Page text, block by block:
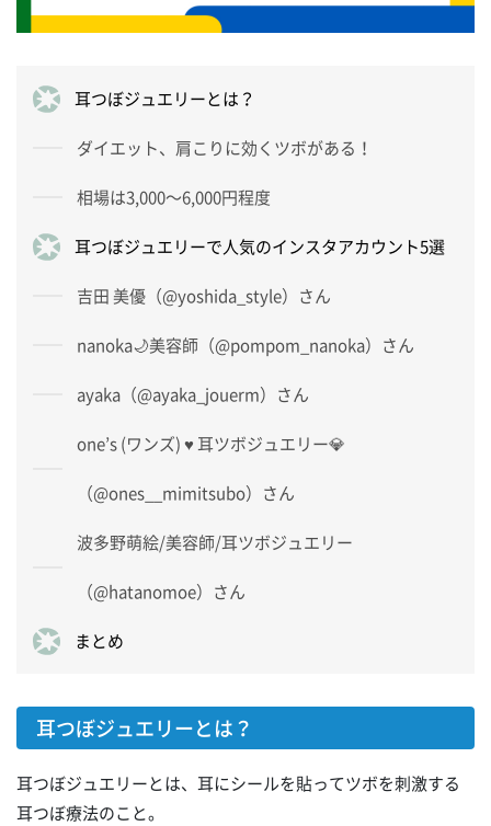
耳つぼジュエリーとは？
ダイエット、肩こりに効くツボがある！
相場は3,000～6,000円程度
耳つぼジュエリーで人気のインスタアカウント5選
吉田 美優（@yoshida_style）さん
nanoka🌙美容師（@pompom_nanoka）さん
ayaka（@ayaka_jouerm）さん
one’s (ワンズ) ♥ 耳ツボジュエリー💎
（@ones__mimitsubo）さん
波多野萌絵/美容師/耳ツボジュエリー
（@hatanomoe）さん
まとめ
耳つぼジュエリーとは？
耳つぼジュエリーとは、耳にシールを貼ってツボを刺激する
耳つぼ療法のこと。